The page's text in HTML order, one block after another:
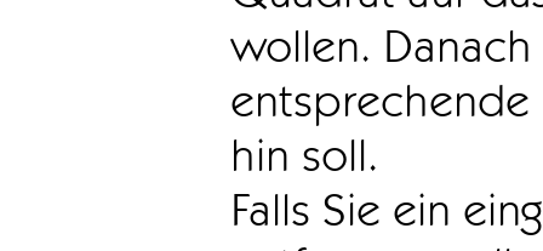
wollen.
hin soll.
Falls Sie ein